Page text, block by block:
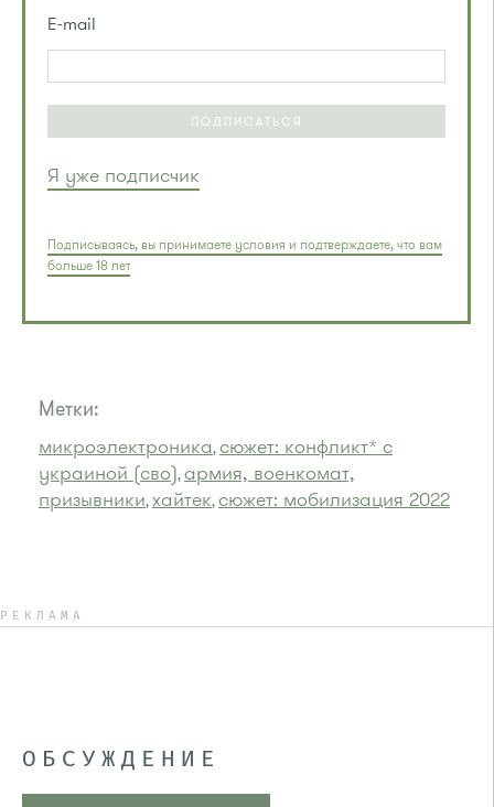
E-mail
ПОДПИСАТЬСЯ
Я уже подписчик
Подписываясь, вы принимаете условия и подтверждаете, что вам
больше 18 лет
Метки:
микроэлектроника, сюжет: конфликт* с
украиной (сво),армия, военкомат,
призывники,хайтек, сюжет: мобилизация 2022
РЕКЛАМА
ОБСУЖДЕНИЕ